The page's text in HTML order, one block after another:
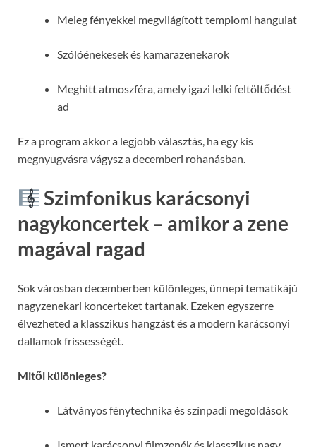
Meleg fényekkel megvilágított templomi hangulat
Szólóénekesek és kamarazenekarok
Meghitt atmoszféra, amely igazi lelki feltöltődést
ad
Ez a program akkor a legjobb választás, ha egy kis
megnyugvásra vágysz a decemberi rohanásban.
Szimfonikus karácsonyi
nagykoncertek – amikor a zene
magával ragad
Sok városban decemberben különleges, ünnepi tematikájú
nagyzenekari koncerteket tartanak. Ezeken egyszerre
élvezheted a klasszikus hangzást és a modern karácsonyi
dallamok frissességét.
Mitől különleges?
Látványos fénytechnika és színpadi megoldások